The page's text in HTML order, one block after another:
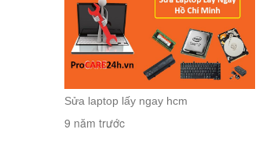
Sửa laptop lấy ngay hcm
9 năm trước